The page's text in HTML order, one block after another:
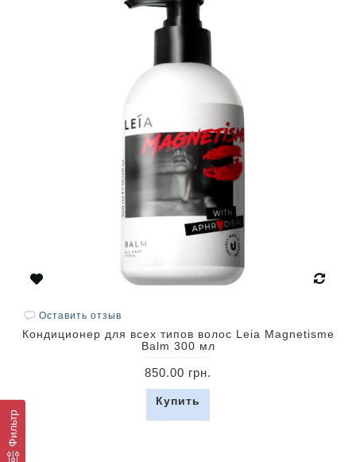
Фильтр
Оставить отзыв
Кондиционер для всех типов волос Leia Magnetisme
Balm 300 мл
850.00 грн.
Купить